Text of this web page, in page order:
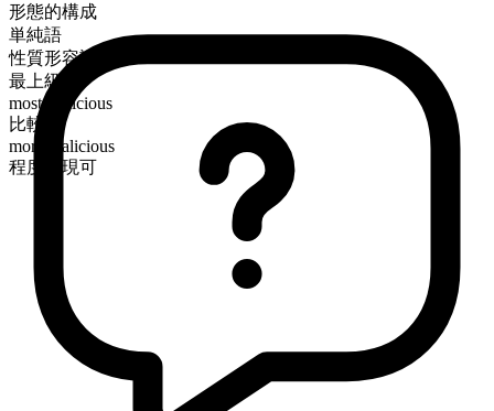
形態的構成
単純語
性質形容詞
最上級
most malicious
比較級
more malicious
程度表現可